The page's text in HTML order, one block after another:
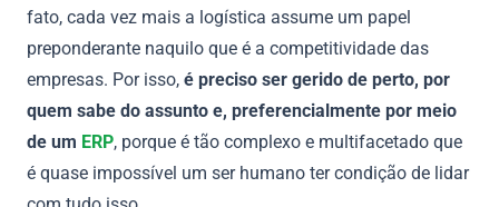
fato, cada vez mais a logística assume um papel
preponderante naquilo que é a competitividade das
empresas. Por isso, é preciso ser gerido de perto, por
quem sabe do assunto e, preferencialmente por meio
de um ERP, porque é tão complexo e multifacetado que
é quase impossível um ser humano ter condição de lidar